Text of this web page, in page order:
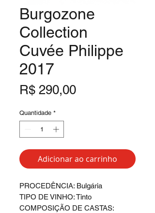
Burgozone
Collection
Cuvée Philippe
2017
R$ 290,00Preço
Quantidade *
Adicionar ao carrinho
PROCEDÊNCIA: Bulgária
TIPO DE VINHO: Tinto
COMPOSIÇÃO DE CASTAS: